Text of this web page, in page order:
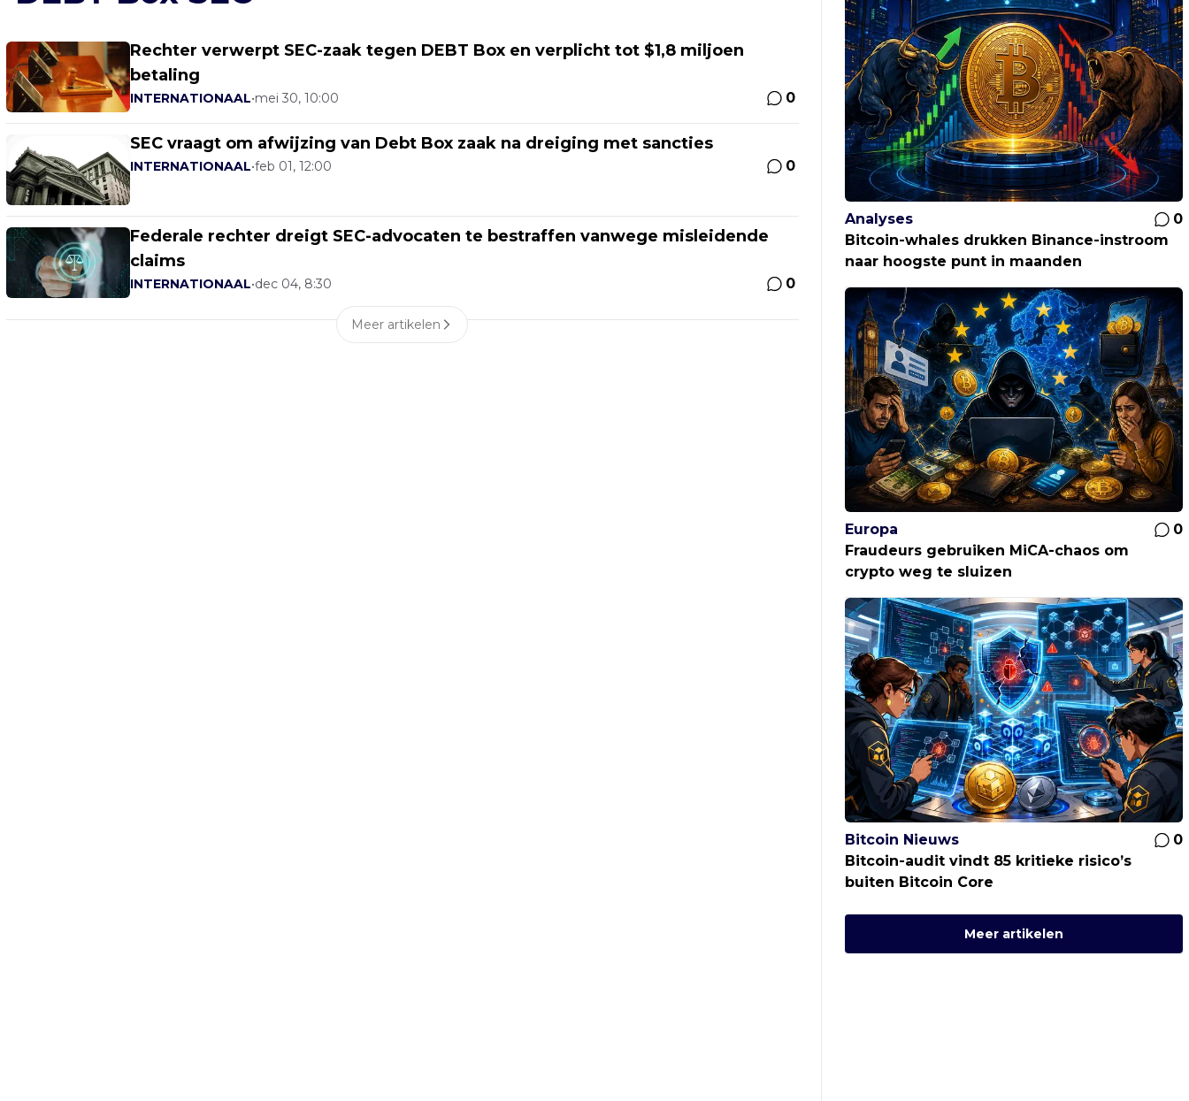
Rechter verwerpt SEC-zaak tegen DEBT Box en verplicht tot $1,8 miljoen
betaling
INTERNATIONAAL•mei 30, 10:00 0
SEC vraagt om afwijzing van Debt Box zaak na dreiging met sancties
INTERNATIONAAL•feb 01, 12:00 0
Federale rechter dreigt SEC-advocaten te bestraffen vanwege misleidende
claims
INTERNATIONAAL•dec 04, 8:30 0
Meer artikelen
Analyses
0
Bitcoin-whales drukken Binance-instroom
naar hoogste punt in maanden
Europa
0
Fraudeurs gebruiken MiCA-chaos om
crypto weg te sluizen
Bitcoin Nieuws
0
Bitcoin-audit vindt 85 kritieke risico’s
buiten Bitcoin Core
Meer artikelen